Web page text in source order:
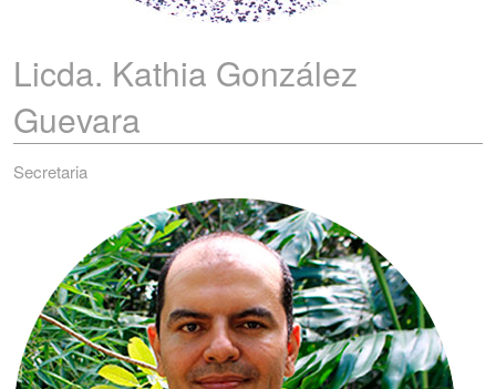
Licda. Kathia González
Guevara
Secretaria